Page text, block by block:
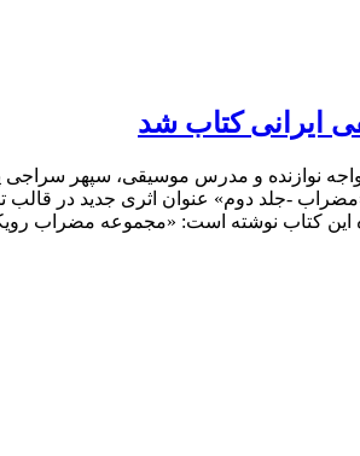
ایرانی کتاب شد
نوازنده و مدرس موسیقی، سپهر
-جلد دوم» عنوان اثری جدید در قالب
کتاب نوشته است: «مجموعه‌ مضراب